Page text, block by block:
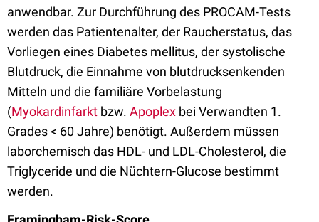
anwendbar. Zur Durchführung des PROCAM-Tests
werden das Patientenalter, der Raucherstatus, das
Vorliegen eines Diabetes mellitus, der systolische
Blutdruck, die Einnahme von blutdrucksenkenden
Mitteln und die familiäre Vorbelastung
(Myokardinfarkt bzw. Apoplex bei Verwandten 1.
Grades < 60 Jahre) benötigt. Außerdem müssen
laborchemisch das HDL- und LDL-Cholesterol, die
Triglyceride und die Nüchtern-Glucose bestimmt
werden.